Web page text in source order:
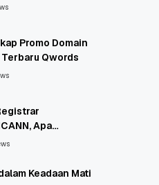
Promo Domain
Qwords
Apa
Keadaan Mati